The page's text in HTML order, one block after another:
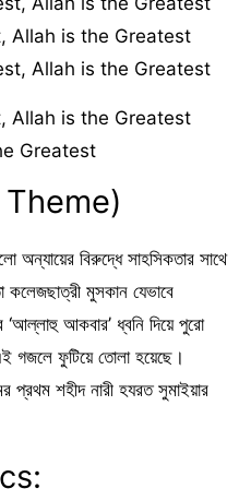
Allah is the Greatest
Allah is the Greatest
Allah is the Greatest
Greatest
Theme)
বিরুদ্ধে সাহসিকতার সাথে
কলেজছাত্রী মুসকান যেভাবে
‘আল্লাহু আকবার’ ধ্বনি দিয়ে পুরো
গজলে ফুটিয়ে তোলা হয়েছে।
প্রথম শহীদ নারী হযরত সুমাইয়ার